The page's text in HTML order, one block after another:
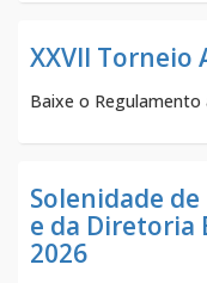
XXVII Torneio
Baixe o Regulamento
Solenidade de
e da Diretoria
2026